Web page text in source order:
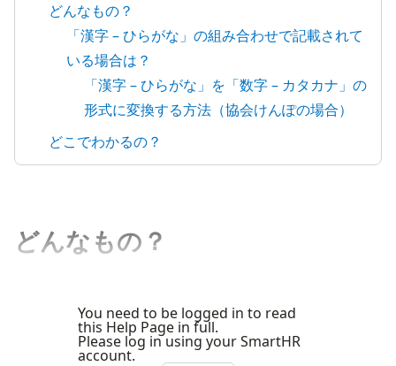
どんなもの？
「漢字 – ひらがな」の組み合わせで記載されて
いる場合は？
「漢字 – ひらがな」を「数字 – カタカナ」の
形式に変換する方法（協会けんぽの場合）
どこでわかるの？
どんなもの？
You need to be logged in to read
this Help Page in full.
Please log in using your SmartHR
account.